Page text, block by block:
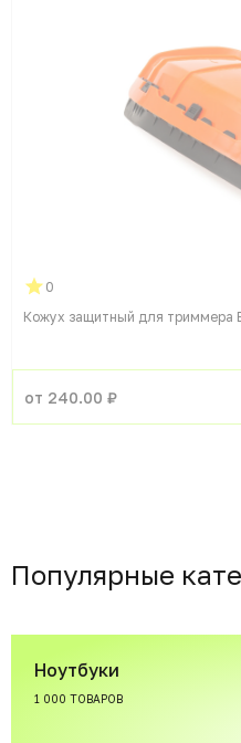
0
Кожух защитный для триммера
от 240.00 ₽
Популярные
Ноутбуки
1 000 ТОВАРОВ